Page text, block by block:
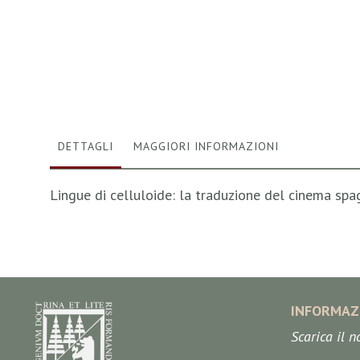
immagini
DETTAGLI
Lingue di celluloide: la traduzione del cinema
MAGGIORI INFORMAZIONI
Scarica il